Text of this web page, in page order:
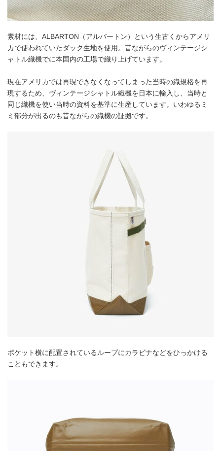
素材には、ALBARTON（アルバートン）という生古くからアメリ
カで使われていたダック生地を使用。昔ながらのヴィンテージシ
ャトル織機でに本国内の工場で織り上げています。
現在アメリカでは再現できなくなってしまった当時の織規格を再
現するため、ヴィンテージシャトル織機を日本に輸入し、当時と
同じ織機を使い当時の資料を基準に生産しています。いわゆるミ
ミ部分が出るのも昔ながらの織機の証拠です。
ポケット横に配置されているループにカラビナなどをひっかける
こともできます。